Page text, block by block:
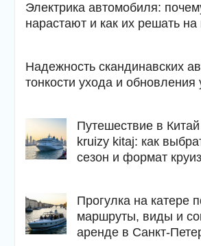
Электрика автомобиля:
нарастают и как их решать на
Надежность скандинавских
тонкости ухода и обновления
Путешествие в
kruizy kitaj: как
сезон и формат
Прогулка на катере
маршруты, виды и
аренде в Санкт-